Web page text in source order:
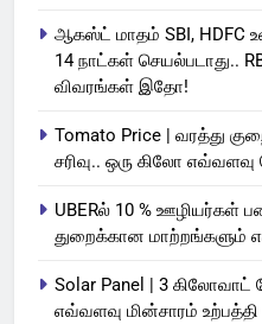
ஆகஸ்ட் மாதம் SBI, HDFC
14 நாட்கள் செயல்படாது..
விவரங்கள் இதோ!
Tomato Price | வரத்து
சரிவு.. ஒரு கிலோ எவ்வளவு
UBERல் 10 % ஊழியர்கள்
துறைக்கான மாற்றங்களும்
Solar Panel | 3
எவ்வளவு மின்சாரம் உற்பத்தி